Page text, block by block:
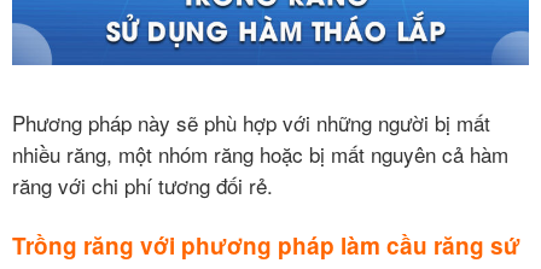
Phương pháp này sẽ phù hợp với những người bị mất
nhiều răng, một nhóm răng hoặc bị mất nguyên cả hàm
răng với chi phí tương đối rẻ.
Trồng răng với phương pháp làm cầu răng sứ